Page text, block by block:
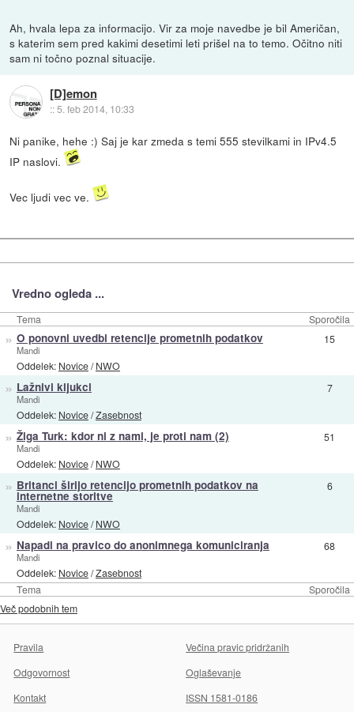
Ah, hvala lepa za informacijo. Vir za moje navedbe je bil Američan,
s katerim sem pred kakimi desetimi leti prišel na to temo. Očitno niti
sam ni točno poznal situacije.
[D]emon
::5. feb 2014, 10:33
Ni panike, hehe :) Saj je kar zmeda s temi 555 stevilkami in IPv4.5
IP naslovi.
Vec ljudi vec ve.
Vredno ogleda ...
Tema Sporočila
Tema Sporočila
» O ponovni uvedbi retencije prometnih podatkov
Mandi
Oddelek: Novice/NWO
15
» Lažnivi kljukci
Mandi
Oddelek: Novice/Zasebnost
7
» Žiga Turk: kdor ni z nami, je proti nam (2)
Mandi
Oddelek: Novice/NWO
51
» Britanci širijo retencijo prometnih podatkov na
internetne storitve
Mandi
Oddelek: Novice/NWO
6
» Napadi na pravico do anonimnega komuniciranja
Mandi
Oddelek: Novice/Zasebnost
68
Več podobnih tem
Pravila
Večina pravic pridržanih
Odgovornost
Oglaševanje
Kontakt
ISSN 1581-0186